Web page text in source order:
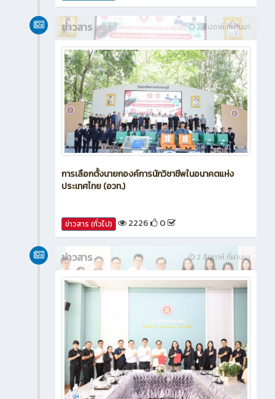
2 สัปดาห์ ที่ผ่านมา
ข่าวสาร
การเลือกตั้งนายกองค์การนักวิชาชีพในอนาคตแห่ง
ประเทศไทย (อวท.)
ข่าวสาร (ทั่วไป) 2226 0
2 สัปดาห์ ที่ผ่านมา
ข่าวสาร